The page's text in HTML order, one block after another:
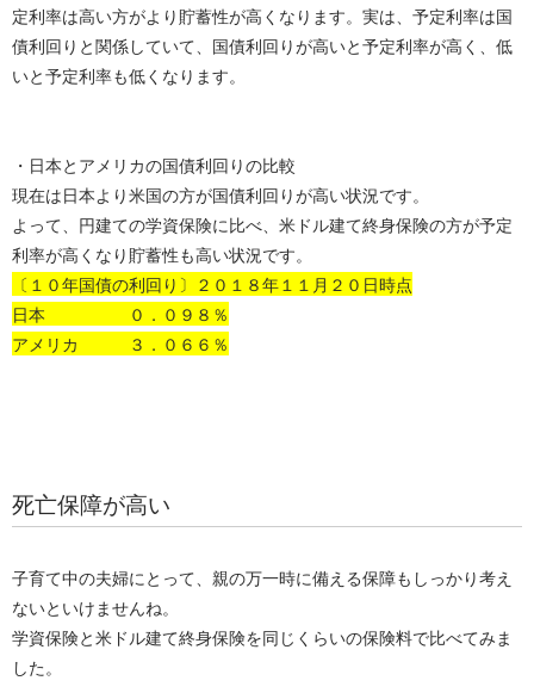
定利率は高い方がより貯蓄性が高くなります。実は、予定利率は国
債利回りと関係していて、国債利回りが高いと予定利率が高く、低
いと予定利率も低くなります。
・日本とアメリカの国債利回りの比較
現在は日本より米国の方が国債利回りが高い状況です。
よって、円建ての学資保険に比べ、米ドル建て終身保険の方が予定
利率が高くなり貯蓄性も高い状況です。
〔１０年国債の利回り〕２０１８年１１月２０日時点
日本 ０．０９８％
アメリカ ３．０６６％
死亡保障が高い
子育て中の夫婦にとって、親の万一時に備える保障もしっかり考え
ないといけませんね。
学資保険と米ドル建て終身保険を同じくらいの保険料で比べてみま
した。